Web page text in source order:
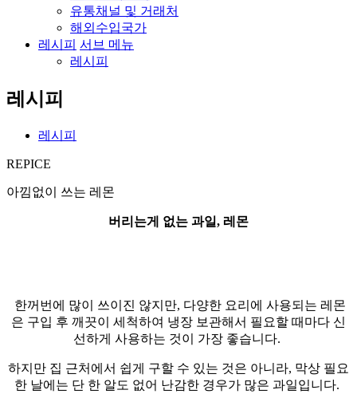
유통채널 및 거래처
해외수입국가
레시피 서브 메뉴
레시피
레시피
레시피
REPICE
아낌없이 쓰는 레몬
버리는게 없는 과일, 레몬
한꺼번에 많이 쓰이진 않지만, 다양한 요리에 사용되는 레몬
은 구입 후 깨끗이 세척하여 냉장 보관해서 필요할 때마다 신
선하게 사용하는 것이 가장 좋습니다.
하지만 집 근처에서 쉽게 구할 수 있는 것은 아니라, 막상 필요
한 날에는 단 한 알도 없어 난감한 경우가 많은 과일입니다.